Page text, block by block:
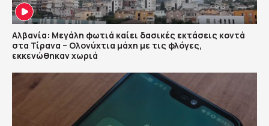
Αλβανία: Μεγάλη φωτιά καίει δασικές εκτάσεις κοντά
στα Τίρανα – Ολονύχτια μάχη με τις φλόγες,
εκκενώθηκαν χωριά